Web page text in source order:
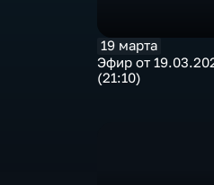
19 марта
Эфир от
(21:10)